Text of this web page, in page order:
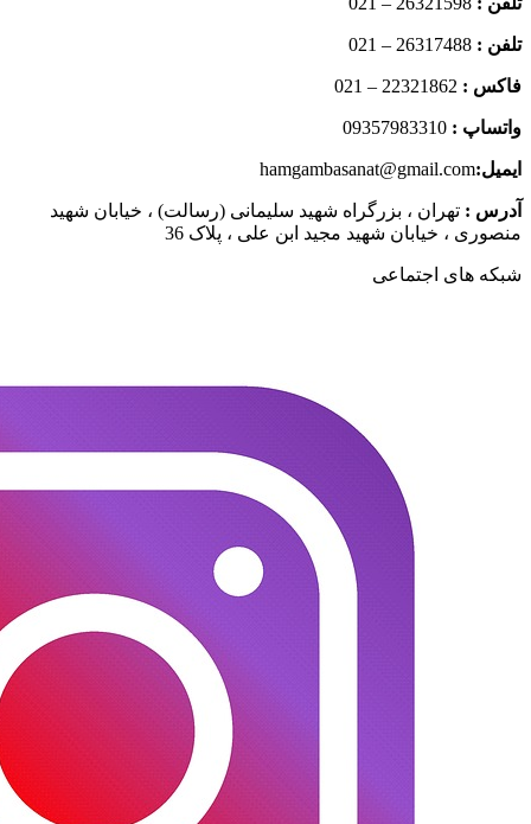
تلفن : 26317488 – 021
فاکس :
واتساپ :
ایمیل:hamgambasanat@gmail.com
آدرس : تهران ، بزرگراه شهید سلیمانی (رسالت) ، خیابان شهید
منصوری ، خیابان شهید مجید ابن علی ، پلاک 36
شبکه های اجتماعی